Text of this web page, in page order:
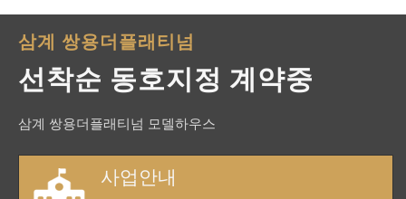
삼계 쌍용더플래티넘
선착순 동호지정 계약중
삼계 쌍용더플래티넘 모델하우스
사업안내